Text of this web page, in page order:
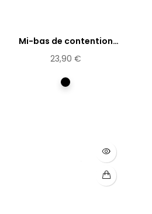
Mi-bas de contention
coton
23,90 €
Noir